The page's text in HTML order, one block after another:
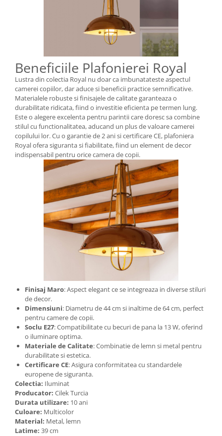
Beneficiile Plafonierei Royal
Lustra din colectia Royal nu doar ca imbunatateste aspectul
camerei copiilor, dar aduce si beneficii practice semnificative.
Materialele robuste si finisajele de calitate garanteaza o
durabilitate ridicata, fiind o investitie eficienta pe termen lung.
Este o alegere excelenta pentru parintii care doresc sa combine
stilul cu functionalitatea, aducand un plus de valoare camerei
copilului lor. Cu o garantie de 2 ani si certificare CE, plafoniera
Royal ofera siguranta si fiabilitate, fiind un element de decor
indispensabil pentru orice camera de copii.
Finisaj Maro: Aspect elegant ce se integreaza in diverse stiluri
de decor.
Dimensiuni: Diametru de 44 cm si inaltime de 64 cm, perfect
pentru camere de copii.
Soclu E27: Compatibilitate cu becuri de pana la 13 W, oferind
o iluminare optima.
Materiale de Calitate: Combinatie de lemn si metal pentru
durabilitate si estetica.
Certificare CE: Asigura conformitatea cu standardele
europene de siguranta.
Colectia: Iluminat
Producator: Cilek Turcia
Durata utilizare: 10 ani
Culoare: Multicolor
Material: Metal, lemn
Latime: 39 cm